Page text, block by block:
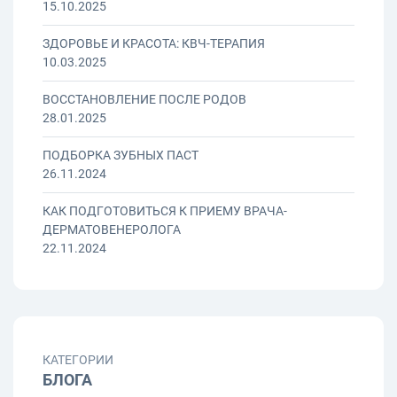
15.10.2025
ЗДОРОВЬЕ И КРАСОТА: КВЧ-ТЕРАПИЯ
10.03.2025
ВОССТАНОВЛЕНИЕ ПОСЛЕ РОДОВ
28.01.2025
ПОДБОРКА ЗУБНЫХ ПАСТ
26.11.2024
КАК ПОДГОТОВИТЬСЯ К ПРИЕМУ ВРАЧА-
ДЕРМАТОВЕНЕРОЛОГА
22.11.2024
КАТЕГОРИИ
БЛОГА